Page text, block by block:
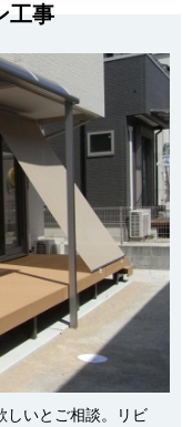
工事
しいとご相談。リビ